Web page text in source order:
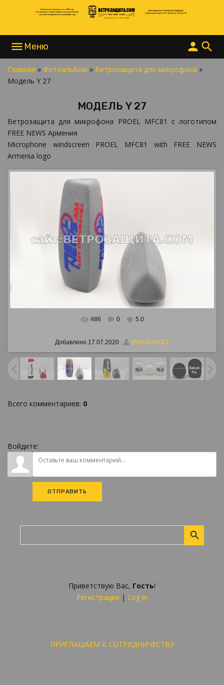
menu search
person
Приветствую Вас, Гость!
Регистрация | Log in
ПРИГЛАШАЕМ К СОТРУДНИЧЕСТВУ
Главная » Фотоальбом » Ветрозащита для микрофона »
Модель Y 27
МОДЕЛЬ Y 27
Ветрозащита для микрофона PROEL MFC81 с логотипом
FREE NEWS Армения
Microphone windscreen PROEL MFC81 with FREE NEWS
Armenia logo
В реальном размере 886x591
486 0 5.0
Добавлено 17.07.2020 Windschutz
Всего комментариев: 0
Войдите:
ОТПРАВИТЬ